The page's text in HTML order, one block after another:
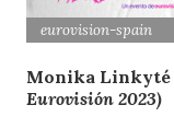
eurovision-spain
Monika Linkyté
Eurovisión 2023)